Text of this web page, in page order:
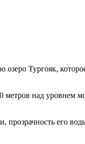
озеро Тургояк,
метров над уровнем
прозрачность его